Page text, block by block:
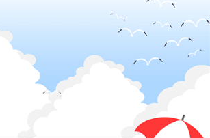
愛媛県
八幡浜自動車教
香川県
かんおんじ自動
車学校EAST